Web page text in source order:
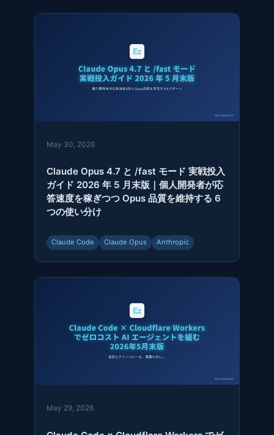
May 30, 2026
Claude Opus 4.7 と /fast モード 実戦投入
ガイド 2026 年 5 月末版｜個人開発者が応
答速度を稼ぎつつ Opus 品質を維持する 6
つの使い分け
Claude Code Claude Opus Anthropic
May 29, 2026